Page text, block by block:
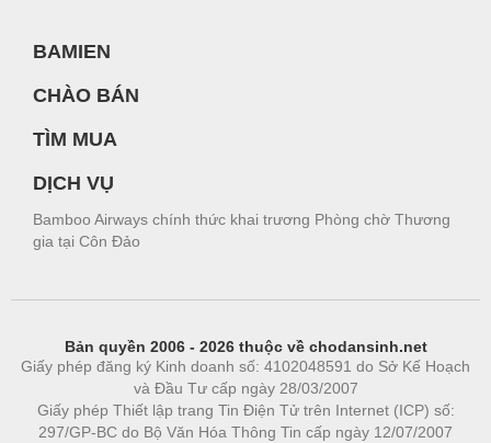
BAMIEN
CHÀO BÁN
TÌM MUA
DỊCH VỤ
Bamboo Airways chính thức khai trương Phòng chờ Thương
gia tại Côn Đảo
Bản quyền 2006 - 2026 thuộc về chodansinh.net
Giấy phép đăng ký Kinh doanh số: 4102048591 do Sở Kế Hoạch
và Đầu Tư cấp ngày 28/03/2007
Giấy phép Thiết lập trang Tin Điện Tử trên Internet (ICP) số:
297/GP-BC do Bộ Văn Hóa Thông Tin cấp ngày 12/07/2007